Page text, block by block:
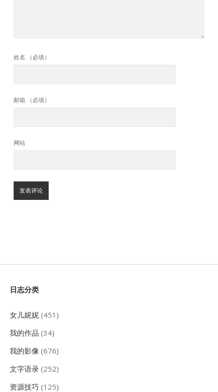
姓名 （必填）
邮箱 （必填）
网站
Sidebar
日志分类
女儿妮妮 (451)
我的作品 (34)
我的影像 (676)
文字语录 (252)
资源技巧 (125)